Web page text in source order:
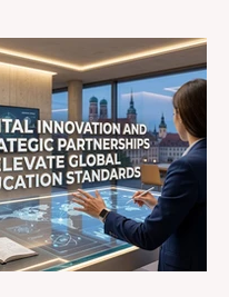
مشهد #التعليم_العالمي تحولاً
في
دوليون وصناع قرار
#تكنولوجيا_التعليم إلى
دافوس لمناقشة التحديات
إلحاحاً في قطاع التعلم. أثبت
البارز، الذي عُقد في لحظة
الأولوية لرفع #جودة_التعليم
الأساسي وال